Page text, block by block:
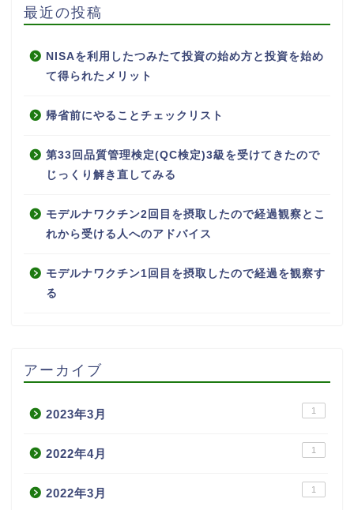
最近の投稿
NISAを利用したつみたて投資の始め方と投資を始め
て得られたメリット
帰省前にやることチェックリスト
第33回品質管理検定(QC検定)3級を受けてきたので
じっくり解き直してみる
モデルナワクチン2回目を摂取したので経過観察とこ
れから受ける人へのアドバイス
モデルナワクチン1回目を摂取したので経過を観察す
る
アーカイブ
2023年3月 1
2022年4月 1
2022年3月 1